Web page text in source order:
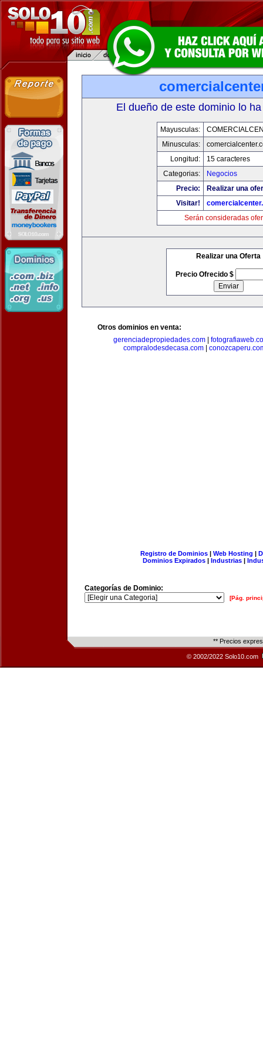
El dueño de este dominio lo
Mayusculas:
Minusculas:
Longitud:
15 caracteres
Categorias:
Negocios
Precio:
Realizar una
Visitar!
Serán consideradas
Realizar una Oferta
Precio Ofrecido $
Otros dominios en venta:
gerenciadepropiedades.com|
compralodesdecasa.com
Registro de Dominios| Web Hosting |
Dominios Expirados | Industrias |
Categorías de Dominio:
[Pág.
** Precios
© 2002/2022 Solo10.com